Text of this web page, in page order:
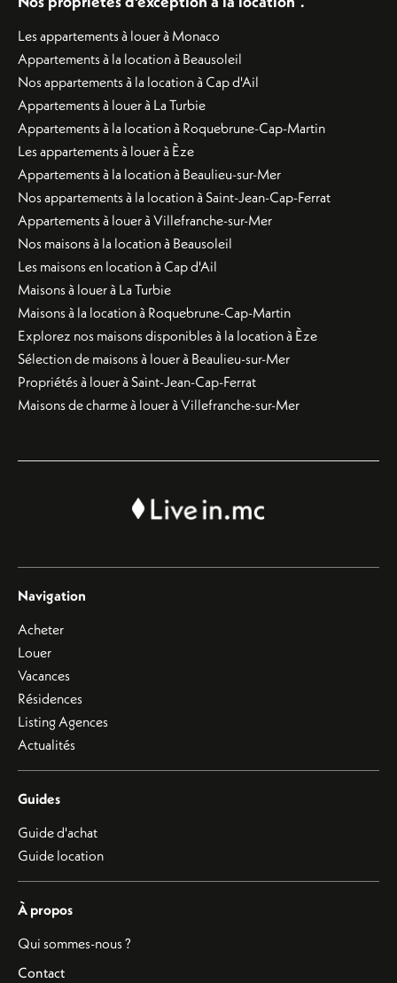
Les appartements à louer à Monaco
Appartements à la location à Beausoleil
Nos appartements à la location à Cap d'Ail
Appartements à louer à La Turbie
Appartements à la location à Roquebrune-Cap-Martin
Les appartements à louer à Èze
Appartements à la location à Beaulieu-sur-Mer
Nos appartements à la location à Saint-Jean-Cap-Ferrat
Appartements à louer à Villefranche-sur-Mer
Nos maisons à la location à Beausoleil
Les maisons en location à Cap d'Ail
Maisons à louer à La Turbie
Maisons à la location à Roquebrune-Cap-Martin
Explorez nos maisons disponibles à la location à Èze
Sélection de maisons à louer à Beaulieu-sur-Mer
Propriétés à louer à Saint-Jean-Cap-Ferrat
Maisons de charme à louer à Villefranche-sur-Mer
Navigation
Acheter
Louer
Vacances
Résidences
Listing Agences
Actualités
Guides
Guide d'achat
Guide location
À propos
Qui sommes-nous ?
Contact